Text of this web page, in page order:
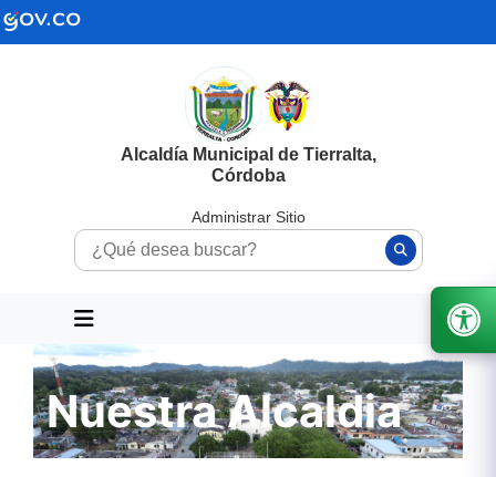
Alcaldía Municipal de Tierralta,
Córdoba
Administrar Sitio
Nuestra Alcaldia